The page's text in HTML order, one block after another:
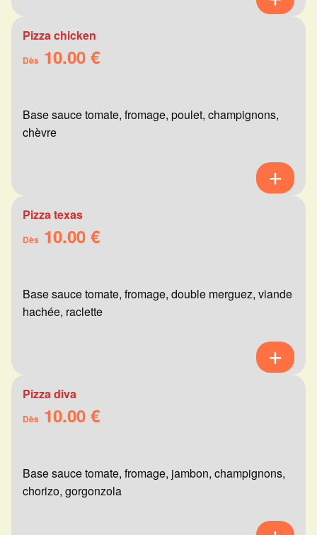
Pizza chicken
Dès 10.00 €
Base sauce tomate, fromage, poulet, champignons,
chèvre
Pizza texas
Dès 10.00 €
Base sauce tomate, fromage, double merguez, viande
hachée, raclette
Pizza diva
Dès 10.00 €
Base sauce tomate, fromage, jambon, champignons,
chorizo, gorgonzola